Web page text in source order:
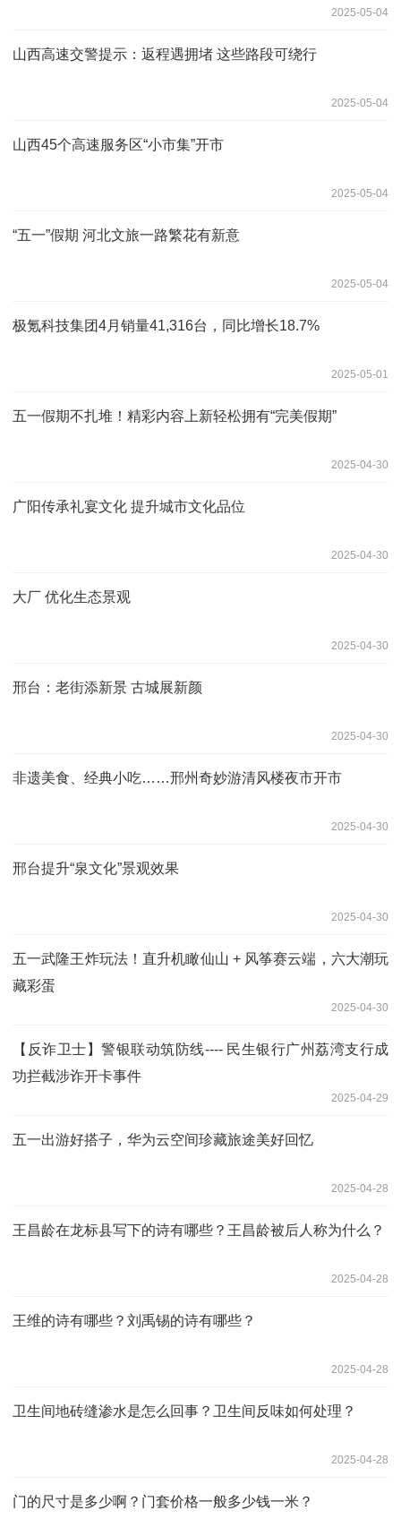
2025-05-04
山西高速交警提示：返程遇拥堵 这些路段可绕行
2025-05-04
山西45个高速服务区“小市集”开市
2025-05-04
“五一”假期 河北文旅一路繁花有新意
2025-05-04
极氪科技集团4月销量41,316台，同比增长18.7%
2025-05-01
五一假期不扎堆！精彩内容上新轻松拥有“完美假期”
2025-04-30
广阳传承礼宴文化 提升城市文化品位
2025-04-30
大厂 优化生态景观
2025-04-30
邢台：老街添新景 古城展新颜
2025-04-30
非遗美食、经典小吃……邢州奇妙游清风楼夜市开市
2025-04-30
邢台提升“泉文化”景观效果
2025-04-30
五一武隆王炸玩法！直升机瞰仙山 + 风筝赛云端，六大潮玩
藏彩蛋
2025-04-30
【反诈卫士】警银联动筑防线---- 民生银行广州荔湾支行成
功拦截涉诈开卡事件
2025-04-29
五一出游好搭子，华为云空间珍藏旅途美好回忆
2025-04-28
王昌龄在龙标县写下的诗有哪些？王昌龄被后人称为什么？
2025-04-28
王维的诗有哪些？刘禹锡的诗有哪些？
2025-04-28
卫生间地砖缝渗水是怎么回事？卫生间反味如何处理？
2025-04-28
门的尺寸是多少啊？门套价格一般多少钱一米？